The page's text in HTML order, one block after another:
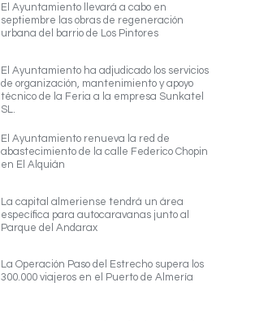
El Ayuntamiento llevará a cabo en
septiembre las obras de regeneración
urbana del barrio de Los Pintores
El Ayuntamiento ha adjudicado los servicios
de organización, mantenimiento y apoyo
técnico de la Feria a la empresa Sunkatel
SL.
El Ayuntamiento renueva la red de
abastecimiento de la calle Federico Chopin
en El Alquián
La capital almeriense tendrá un área
específica para autocaravanas junto al
Parque del Andarax
La Operación Paso del Estrecho supera los
300.000 viajeros en el Puerto de Almería